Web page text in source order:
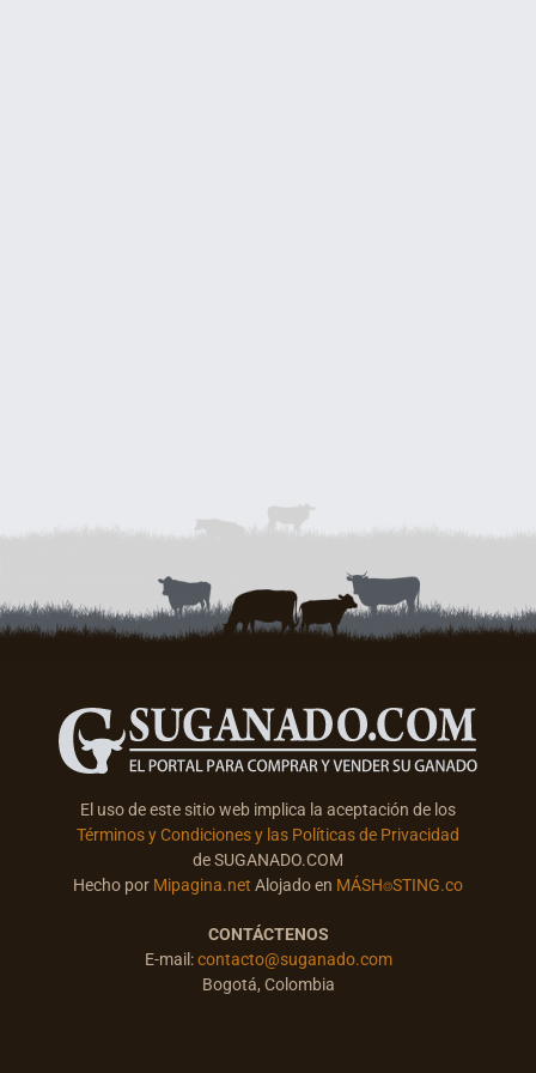
El uso de este sitio web implica la aceptación de los
Términos y Condiciones y las Políticas de Privacidad
de SUGANADO.COM
Hecho por Mipagina.net Alojado en MÁSH⌾STING.co
CONTÁCTENOS
E-mail:contacto@suganado.com
Bogotá, Colombia